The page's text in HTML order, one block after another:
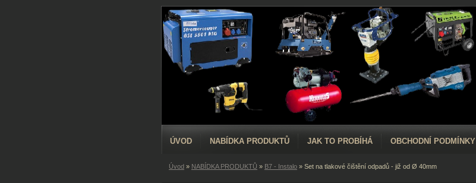
ÚVOD NABÍDKA PRODUKTŮ JAK TO PROBÍHÁ OBCHODNÍ PODMÍNKY
Úvod » NABÍDKA PRODUKTŮ » B7 - Instalo » Set na tlakové čištění odpadů - již od Ø 40mm